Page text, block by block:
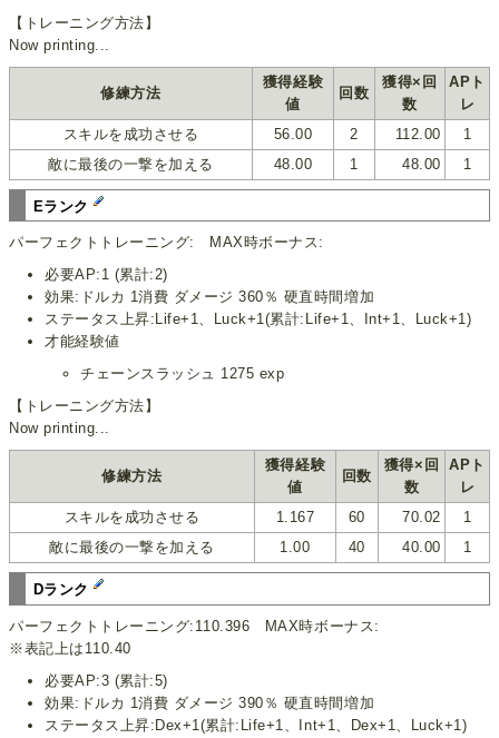
【トレーニング方法】
Now printing...
修練方法
獲得経験
値
回数
獲得×回
数
APト
レ
スキルを成功させる
56.00 2 112.00
1
敵に最後の一撃を加える
48.00 1 48.00 1
Eランク
パーフェクトトレーニング: MAX時ボーナス:
必要AP:1 (累計:2)
効果:ドルカ 1消費 ダメージ 360％ 硬直時間増加
ステータス上昇:Life+1、Luck+1(累計:Life+1、Int+1、Luck+1)
才能経験値
チェーンスラッシュ 1275 exp
【トレーニング方法】
Now printing...
修練方法
獲得経験
値
回数
獲得×回
数
APト
レ
スキルを成功させる
1.167 60 70.02
1
敵に最後の一撃を加える
1.00 40 40.00 1
Dランク
パーフェクトトレーニング:110.396 MAX時ボーナス:
※表記上は110.40
必要AP:3 (累計:5)
効果:ドルカ 1消費 ダメージ 390％ 硬直時間増加
ステータス上昇:Dex+1(累計:Life+1、Int+1、Dex+1、Luck+1)